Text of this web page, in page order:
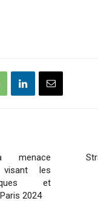
visant les
et
2024